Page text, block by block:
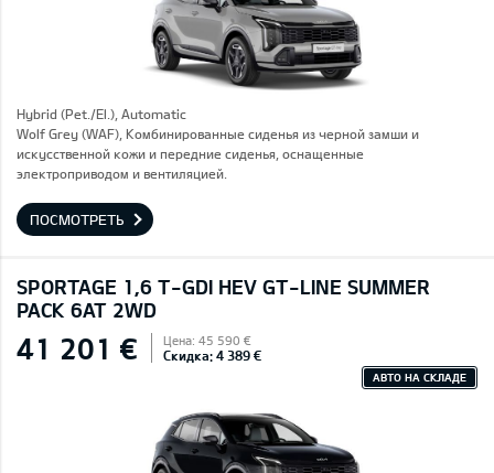
Hybrid (Pet./El.), Automatic
Wolf Grey (WAF), Комбинированные сиденья из черной замши и
искусственной кожи и передние сиденья, оснащенные
электроприводом и вентиляцией.
ПОСМОТРЕТЬ
SPORTAGE 1,6 T-GDI HEV GT-LINE SUMMER
PACK 6AT 2WD
41 201 € Цена: 45 590 €
Скидка: 4 389 €
АВТО НА СКЛАДЕ